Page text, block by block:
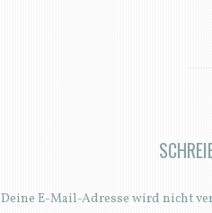
Deine E-Mail-Adresse wird nicht